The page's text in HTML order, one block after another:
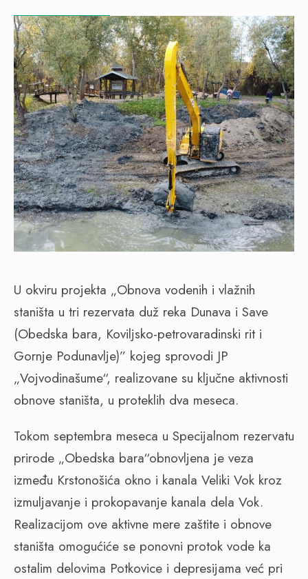
U okviru projekta „Obnova vodenih i vlažnih
staništa u tri rezervata duž reka Dunava i Save
(Obedska bara, Koviljsko-petrovaradinski rit i
Gornje Podunavlje)” kojeg sprovodi JP
„Vojvodinašume“, realizovane su ključne aktivnosti
obnove staništa, u proteklih dva meseca.
Tokom septembra meseca u Specijalnom rezervatu
prirode „Obedska bara“obnovljena je veza
između Krstonošića okno i kanala Veliki Vok kroz
izmuljavanje i prokopavanje kanala dela Vok.
Realizacijom ove aktivne mere zaštite i obnove
staništa omogućiće se ponovni protok vode ka
ostalim delovima Potkovice i depresijama već pri